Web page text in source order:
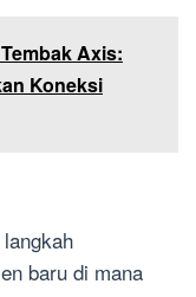
Axis:
Koneksi
baru di mana